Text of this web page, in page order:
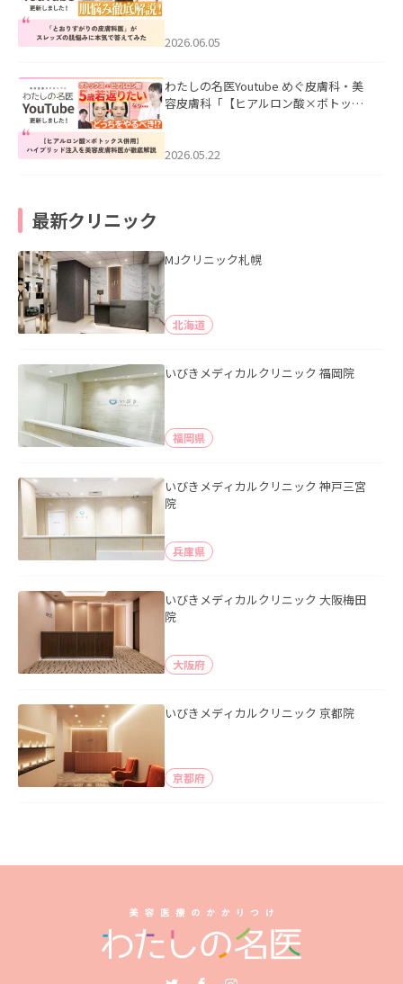
2026.06.05
わたしの名医Youtube めぐ皮膚科・美
容皮膚科「【ヒアルロン酸×ボトック
た。
2026.05.22
最新クリニック
MJクリニック札幌
北海道
いびきメディカルクリニック 福岡院
福岡県
いびきメディカルクリニック 神戸三宮
院
兵庫県
いびきメディカルクリニック 大阪梅田
院
大阪府
いびきメディカルクリニック 京都院
京都府